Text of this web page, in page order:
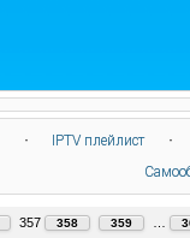
· IPTV плейлист
·
357 358 359